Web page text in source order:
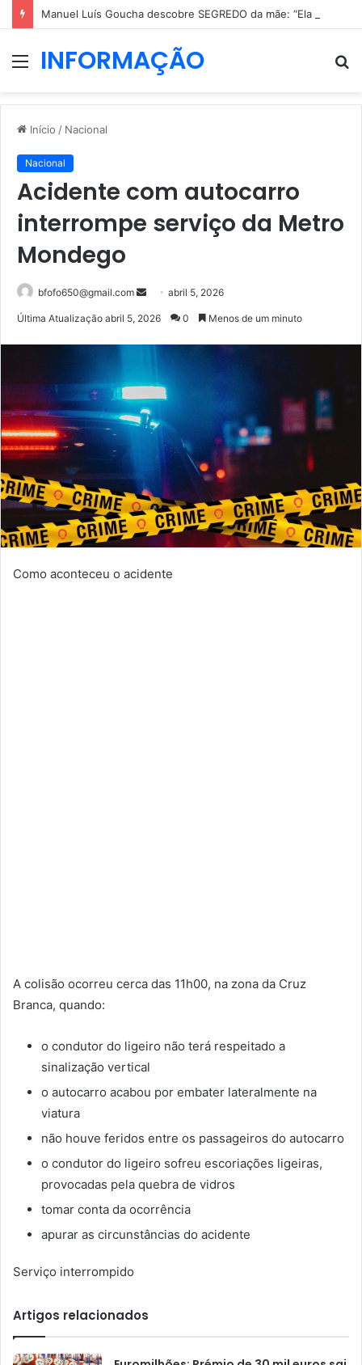
MenuINFORMAÇÃO
Início / Nacional
Nacional
Acidente com autocarro
interrompe serviço da Metro
Mondego
bfofo650@gmail.com
Mandeabril 5, 2026
Última Atualização abril 5, 2026 0 Menos de um minuto
Como aconteceu o acidente
A colisão ocorreu cerca das 11h00, na zona da Cruz
Branca, quando:
o condutor do ligeiro não terá respeitado a
sinalização vertical
o autocarro acabou por embater lateralmente na
viatura
não houve feridos entre os passageiros do autocarro
o condutor do ligeiro sofreu escoriações ligeiras,
provocadas pela quebra de vidros
tomar conta da ocorrência
apurar as circunstâncias do acidente
Serviço interrompido
Artigos relacionados